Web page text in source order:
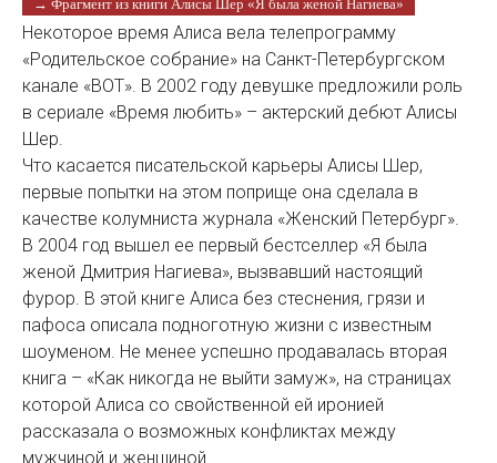
→ Фрагмент из книги Алисы Шер «Я была женой Нагиева»
Некоторое время Алиса вела телепрограмму
«Родительское собрание» на Санкт-Петербургском
канале «ВОТ». В 2002 году девушке предложили роль
в сериале «Время любить» – актерский дебют Алисы
Шер.
Что касается писательской карьеры Алисы Шер,
первые попытки на этом поприще она сделала в
качестве колумниста журнала «Женский Петербург».
В 2004 год вышел ее первый бестселлер «Я была
женой Дмитрия Нагиева», вызвавший настоящий
фурор. В этой книге Алиса без стеснения, грязи и
пафоса описала подноготную жизни с известным
шоуменом. Не менее успешно продавалась вторая
книга – «Как никогда не выйти замуж», на страницах
которой Алиса со свойственной ей иронией
рассказала о возможных конфликтах между
мужчиной и женщиной.